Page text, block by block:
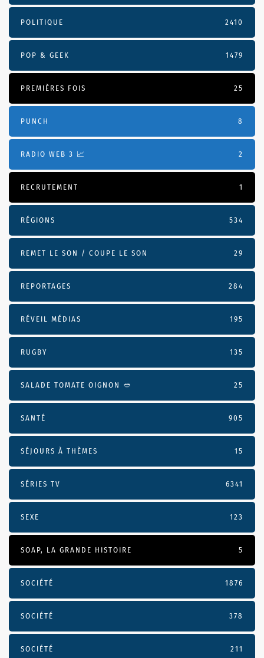
POLITIQUE 2410
POP & GEEK 1479
PREMIÈRES FOIS 25
PUNCH 8
RADIO WEB 3 📈 2
RECRUTEMENT 1
RÉGIONS 534
REMET LE SON / COUPE LE SON 29
REPORTAGES 284
RÉVEIL MÉDIAS 195
RUGBY 135
SALADE TOMATE OIGNON 🥙 25
SANTÉ 905
SÉJOURS À THÈMES 15
SÉRIES TV 6341
SEXE 123
SOAP, LA GRANDE HISTOIRE 5
SOCIÉTÉ 1876
SOCIÉTÉ 378
SOCIÉTÉ 211